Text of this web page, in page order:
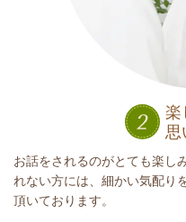
楽
思
お話をされるのがとても楽し
れない方には、細かい気配り
頂いております。